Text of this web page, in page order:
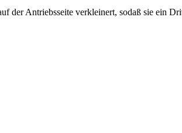
der Antriebsseite verkleinert, sodaß sie ein